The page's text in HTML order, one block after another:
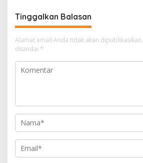
g
a
s
i
p
Tinggalkan Balasan
Alamat email Anda tidak akan dipublikasikan.
ditandai *